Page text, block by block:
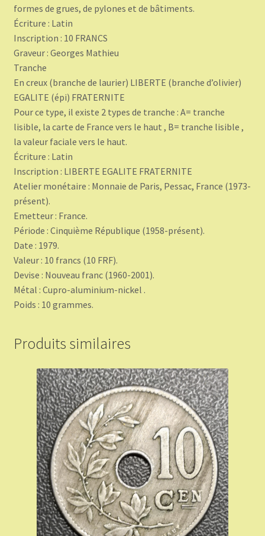
formes de grues, de pylones et de bâtiments.
Écriture : Latin
Inscription : 10 FRANCS
Graveur : Georges Mathieu
Tranche
En creux (branche de laurier) LIBERTE (branche d’olivier)
EGALITE (épi) FRATERNITE
Pour ce type, il existe 2 types de tranche : A= tranche
lisible, la carte de France vers le haut , B= tranche lisible ,
la valeur faciale vers le haut.
Écriture : Latin
Inscription : LIBERTE EGALITE FRATERNITE
Atelier monétaire : Monnaie de Paris, Pessac, France (1973-
présent).
Emetteur : France.
Période : Cinquième République (1958-présent).
Date : 1979.
Valeur : 10 francs (10 FRF).
Devise : Nouveau franc (1960-2001).
Métal : Cupro-aluminium-nickel .
Poids : 10 grammes.
Produits similaires